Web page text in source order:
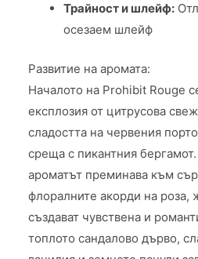
Трайност и шлейф:
осезаем шлейф
Развитие на аромата:
Началото на Prohibit Rouge
експлозия от цитрусова
сладостта на червения
среща с пикантния
ароматът преминава към
флоралните акорди на роза,
създават чувствена и
топлото сандалово дърво,